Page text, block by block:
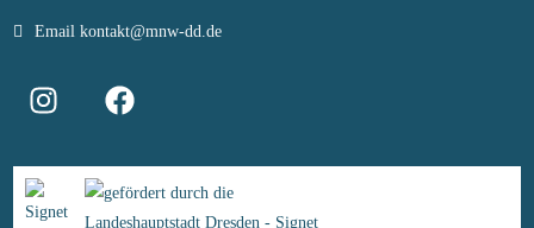
Email kontakt@mnw-dd.de